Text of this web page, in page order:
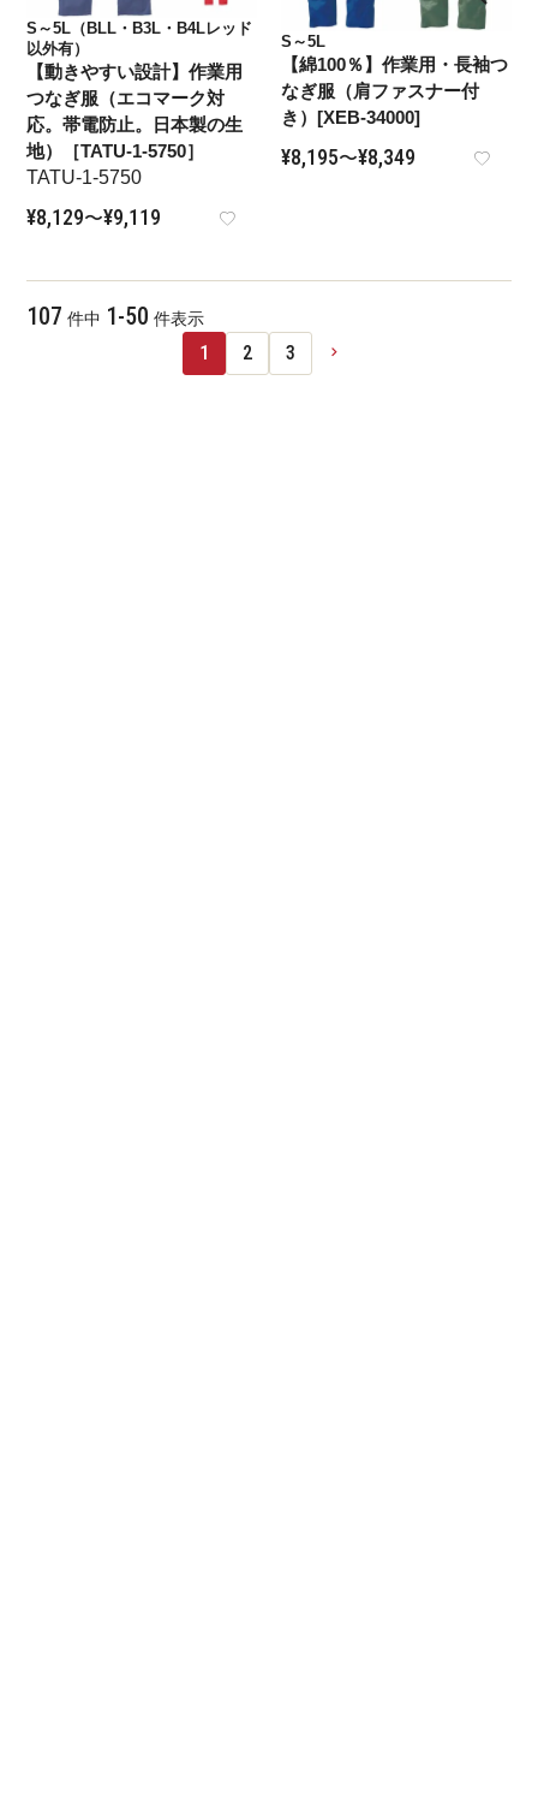
S～5L（BLL・B3L・B4Lレッド
以外有）
【動きやすい設計】作業用
つなぎ服（エコマーク対
応。帯電防止。日本製の生
地）［TATU-1-5750］
TATU-1-5750
¥8,129〜¥9,119
S～5L
【綿100％】作業用・長袖つ
なぎ服（肩ファスナー付
き）[XEB-34000]
¥8,195〜¥8,349
107 件中 1-50 件表示
1 2 3